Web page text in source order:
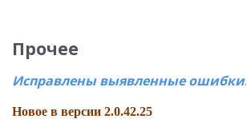
Прочее
Исправлены выявленные ошибки.
Новое в версии 2.0.42.25